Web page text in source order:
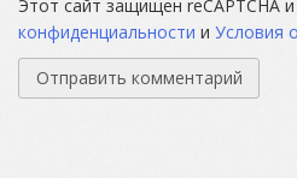
Этот сайт защищен reCAPTCHA
конфиденциальности и Условия